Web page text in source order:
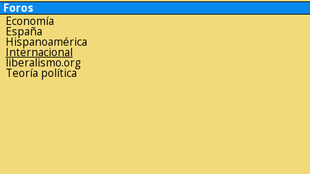
Foros
Economía
España
Hispanoamérica
Internacional
liberalismo.org
Teoría política